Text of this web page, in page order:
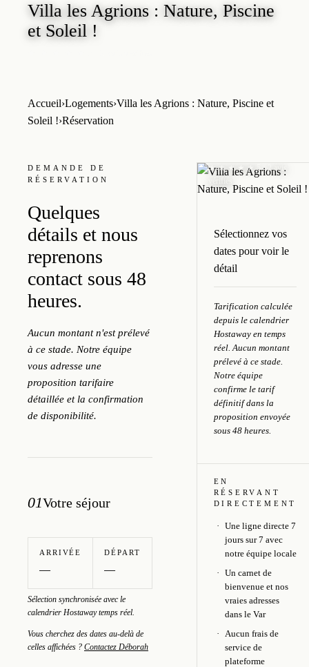
Villa les Agrions : Nature, Piscine
et Soleil !
Accueil›Logements›Villa les Agrions : Nature, Piscine et
Soleil !›Réservation
DEMANDE DE
RÉSERVATION
Quelques
détails et nous
reprenons
contact sous 48
heures.
Aucun montant n'est prélevé
à ce stade. Notre équipe
vous adresse une
proposition tarifaire
détaillée et la confirmation
de disponibilité.
01Votre séjour
ARRIVÉE DÉPART
Sélection synchronisée avec le
calendrier Hostaway temps réel.
Vous cherchez des dates au-delà de
celles affichées ? Contactez Déborah
Agrions :
★ ★ ★ ★ ★ 5 · 2 avis
Sélectionnez vos
dates pour voir le
détail
Tarification calculée
depuis le calendrier
Hostaway en temps
réel. Aucun montant
prélevé à ce stade.
Notre équipe
confirme le tarif
définitif dans la
proposition envoyée
sous 48 heures.
EN
RÉSERVANT
DIRECTEMENT
Une ligne directe 7
jours sur 7 avec
notre équipe locale
Un carnet de
bienvenue et nos
vraies adresses
dans le Var
Aucun frais de
service de
plateforme